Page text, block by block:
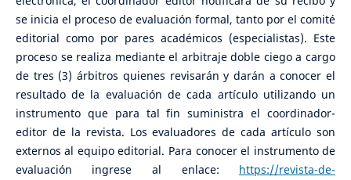
se inicia el proceso de evaluación formal, tanto por el comité
editorial como por pares académicos (especialistas). Este
proceso se realiza mediante el arbitraje doble ciego a cargo
de tres (3) árbitros quienes revisarán y darán a conocer el
resultado de la evaluación de cada artículo utilizando un
instrumento que para tal fin suministra el coordinador-
editor de la revista. Los evaluadores de cada artículo son
externos al equipo editorial. Para conocer el instrumento de
evaluación ingrese al enlace: https://revista-de-